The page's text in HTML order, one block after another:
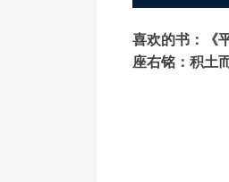
喜欢的书：《
座右铭：积土